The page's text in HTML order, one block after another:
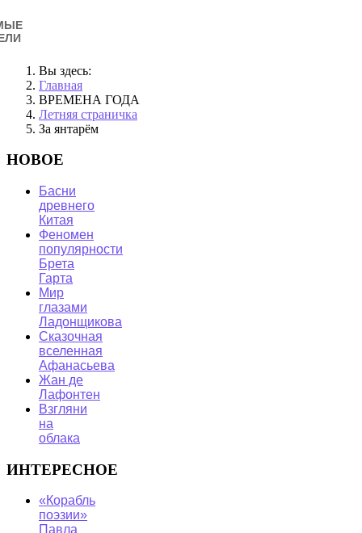
Вы здесь:
Главная
ВРЕМЕНА ГОДА
Летняя страничка
За янтарём
НОВОЕ
Басни
древнего
Китая
Феномен
популярности
Брета
Гарта
Мир
глазами
Ладонщикова
Сказочная
вселенная
Афанасьева
Жан де
Лафонтен
Взгляни
на
облака
ИНТЕРЕСНОЕ
«Корабль
поэзии»
Павла